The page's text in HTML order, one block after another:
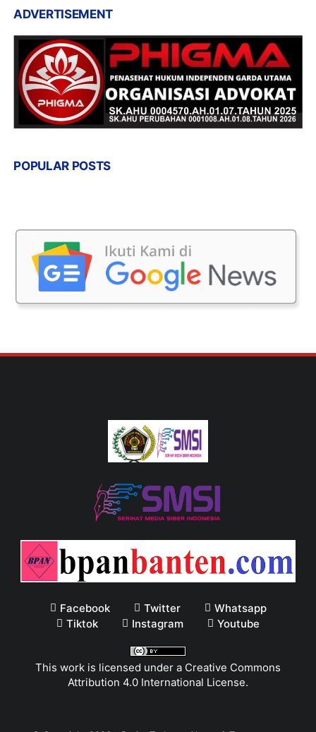
ADVERTISEMENT
POPULAR POSTS
Facebook Twitter
Whatsapp
Tiktok
Instagram Youtube
This work is licensed under a Creative Commons
Attribution 4.0 International License.